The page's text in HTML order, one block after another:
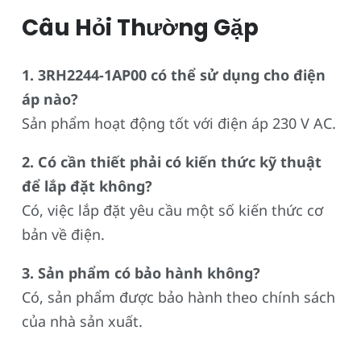
Câu Hỏi Thường Gặp
1. 3RH2244-1AP00 có thể sử dụng cho điện
áp nào?
Sản phẩm hoạt động tốt với điện áp 230 V AC.
2. Có cần thiết phải có kiến thức kỹ thuật
để lắp đặt không?
Có, việc lắp đặt yêu cầu một số kiến thức cơ
bản về điện.
3. Sản phẩm có bảo hành không?
Có, sản phẩm được bảo hành theo chính sách
của nhà sản xuất.